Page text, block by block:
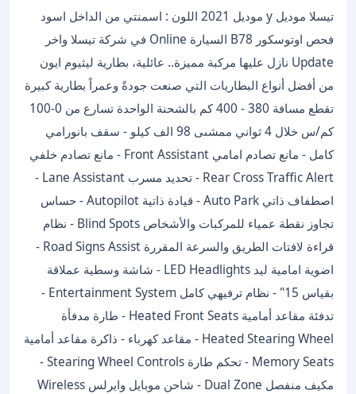
تيسلا موديل y موديل 2021 اللون : اسمنتي من الداخل اسود
فحص اوتوسكور B78 السيارة Online في شركة تيسلا واخر
Update نازل عليها مركبة مميزة.. عائلية، بطارية ليثيوم ايون
من أفضل أنواع البطاريات التي صنعت جودةً وعمراً بطارية كبيرة
تقطع مسافة 380 - 400 كم بالشحنة الواحدة تسارع من 0-100
كم/س خلال 4 ثواني ممشىى 98 الف كيلو - سقف بانورامي
كامل - مانع تصادم امامي Front Assistant - مانع تصادم خلفي
Rear Cross Traffic Alert - تحديد مسرب Lane Assistant -
اصطفاف ذاتي Auto Park - قيادة ذاتية Autopilot - حساس
تجاوز نقطة عمياء للمركبات والأشخاص Blind Spots - نظام
قراءة لافتات الطريق والسرعة المقررة Road Signs Assist -
اضوية امامية ليد LED Headlights - شاشة وسطية عملاقة
بقياس 15" - نظام ترفيهي كامل Entertainment System -
تدفئة مقاعد أمامية Heated Front Seats - طارة مدفأة
Heated Stearing Wheel - مقاعد كهرباء - ذاكرة مقاعد أمامية
Memory Seats - تحكم طارة Stearing Wheel Controls -
مكيف منفصل Dual Zone - شاحن موبايل وايرلس Wireless